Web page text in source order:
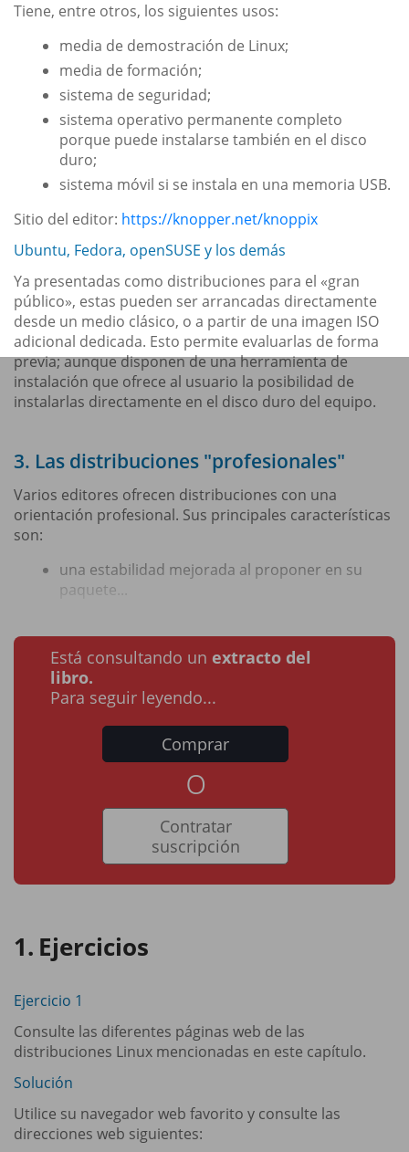
Tiene, entre otros, los siguientes usos:
media de demostración de Linux;
media de formación;
sistema de seguridad;
sistema operativo permanente completo
porque puede instalarse también en el disco
duro;
sistema móvil si se instala en una memoria USB.
Sitio del editor: https://knopper.net/knoppix
Ubuntu, Fedora, openSUSE y los demás
Ya presentadas como distribuciones para el «gran
público», estas pueden ser arrancadas directamente
desde un medio clásico, o a partir de una imagen ISO
adicional dedicada. Esto permite evaluarlas de forma
previa; aunque disponen de una herramienta de
instalación que ofrece al usuario la posibilidad de
instalarlas directamente en el disco duro del equipo.
3. Las distribuciones "profesionales"
Varios editores ofrecen distribuciones con una
orientación profesional. Sus principales características
son:
una estabilidad mejorada al proponer en su
paquete...
Está consultando un extracto del
libro.
Para seguir leyendo...
Comprar
o
Contratar
suscripción
Ejercicios
Ejercicio 1
Consulte las diferentes páginas web de las
distribuciones Linux mencionadas en este capítulo.
Solución
Utilice su navegador web favorito y consulte las
direcciones web siguientes: